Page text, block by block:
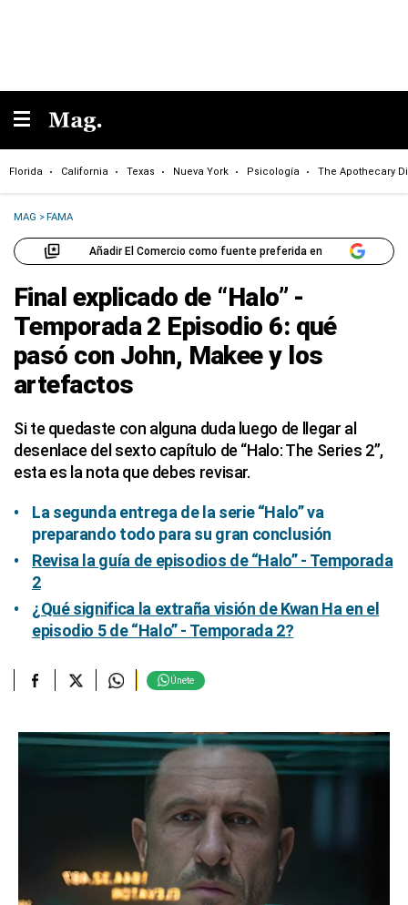
Florida California Texas Nueva York Psicología The Apothecary
MAG >FAMA
Añadir El Comercio como fuente preferida en
Final explicado de “Halo” -
Temporada 2 Episodio 6: qué
pasó con John, Makee y los
artefactos
Si te quedaste con alguna duda luego de llegar al
desenlace del sexto capítulo de “Halo: The Series 2”,
esta es la nota que debes revisar.
La segunda entrega de la serie “Halo” va
preparando todo para su gran conclusión
Revisa la guía de episodios de “Halo” - Temporada
2
¿Qué significa la extraña visión de Kwan Ha en el
episodio 5 de “Halo” - Temporada 2?
Únete